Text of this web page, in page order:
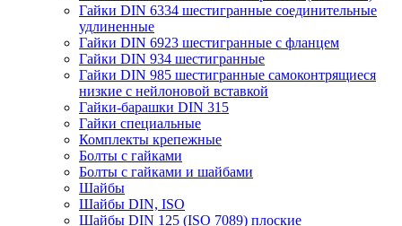
Гайки DIN 6334 шестигранные соединительные
удлиненные
Гайки DIN 6923 шестигранные с фланцем
Гайки DIN 934 шестигранные
Гайки DIN 985 шестигранные самоконтрящиеся
низкие с нейлоновой вставкой
Гайки-барашки DIN 315
Гайки специальные
Комплекты крепежные
Болты с гайками
Болты с гайками и шайбами
Шайбы
Шайбы DIN, ISO
Шайбы DIN 125 (ISO 7089) плоские